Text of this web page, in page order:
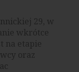
29, w
wkrótce
na etapie
oraz